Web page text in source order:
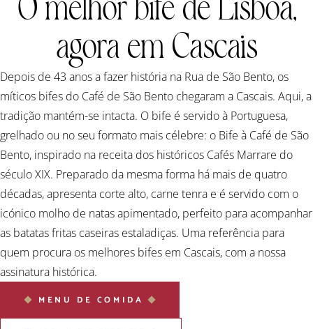
O melhor bife de Lisboa,
agora em Cascais
Depois de 43 anos a fazer história na Rua de São Bento, os
míticos bifes do Café de São Bento chegaram a Cascais. Aqui, a
tradição mantém-se intacta. O bife é servido à Portuguesa,
grelhado ou no seu formato mais célebre: o Bife à Café de São
Bento, inspirado na receita dos históricos Cafés Marrare do
século XIX. Preparado da mesma forma há mais de quatro
décadas, apresenta corte alto, carne tenra e é servido com o
icónico molho de natas apimentado, perfeito para acompanhar
as batatas fritas caseiras estaladiças. Uma referência para
quem procura os melhores bifes em Cascais, com a nossa
assinatura histórica.
MENU DE COMIDA